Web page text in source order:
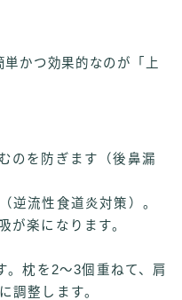
かつ効果的なのが「上
のを防ぎます（後鼻漏
逆流性食道炎対策）。
が楽になります。
。枕を2〜3個重ねて、肩
調整します。